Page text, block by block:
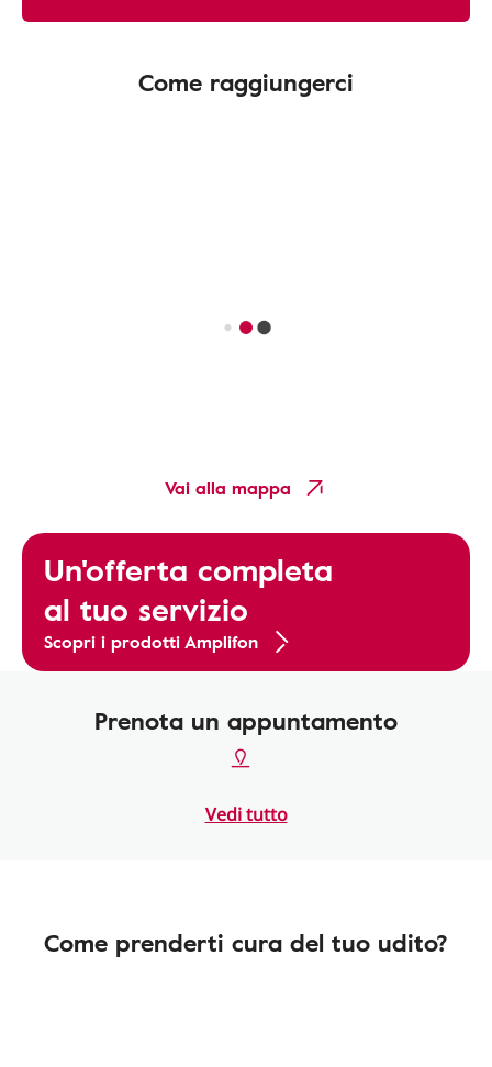
Come raggiungerci
Vai alla mappa
Un'offerta completa
al tuo servizio
Scopri i prodotti Amplifon
Prenota un appuntamento
Vedi tutto
Come prenderti cura del tuo udito?